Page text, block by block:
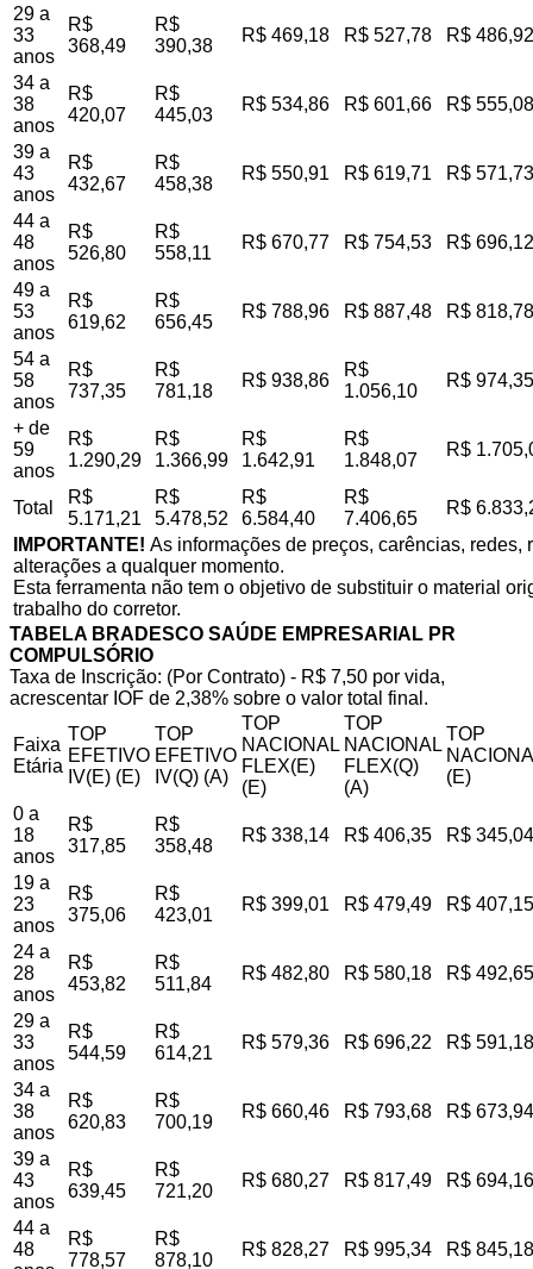
29 a
33
anos
R$
368,49
R$
390,38
R$ 469,18 R$ 527,78 R$ 486,92
34 a
38
anos
R$
420,07
R$
445,03
R$ 534,86 R$ 601,66 R$ 555,08
39 a
43
anos
R$
432,67
R$
458,38
R$ 550,91 R$ 619,71 R$ 571,73
44 a
48
anos
R$
526,80
R$
558,11
R$ 670,77 R$ 754,53 R$ 696,12
49 a
53
anos
R$
619,62
R$
656,45
R$ 788,96 R$ 887,48 R$ 818,78
54 a
58
anos
R$
737,35
R$
781,18
R$ 938,86
R$
1.056,10
R$ 974,35
+ de
59
anos
R$
1.290,29
R$
1.366,99
R$
1.642,91
R$
1.848,07
R$
Total
R$
5.171,21
R$
5.478,52
R$
6.584,40
R$
7.406,65
R$
IMPORTANTE! As informações de preços, carências,
alterações a qualquer momento.
Esta ferramenta não tem o objetivo de substituir o material
trabalho do corretor.
TABELA BRADESCO SAÚDE EMPRESARIAL PR
COMPULSÓRIO
Taxa de Inscrição: (Por Contrato) - R$ 7,50 por vida,
acrescentar IOF de 2,38% sobre o valor total final.
Faixa
Etária
TOP
EFETIVO
IV(E) (E)
TOP
EFETIVO
IV(Q) (A)
TOP
NACIONAL
FLEX(E)
(E)
TOP
NACIONAL
FLEX(Q)
(A)
TOP
(E)
0 a
18
anos
R$
317,85
R$
358,48
R$ 338,14 R$ 406,35 R$ 345,04
19 a
23
anos
R$
375,06
R$
423,01
R$ 399,01 R$ 479,49 R$ 407,15
24 a
28
anos
R$
453,82
R$
511,84
R$ 482,80 R$ 580,18 R$ 492,65
29 a
33
anos
R$
544,59
R$
614,21
R$ 579,36 R$ 696,22 R$ 591,18
34 a
38
anos
R$
620,83
R$
700,19
R$ 660,46 R$ 793,68 R$ 673,94
39 a
43
anos
R$
639,45
R$
721,20
R$ 680,27 R$ 817,49 R$ 694,16
44 a
48
R$
778,57
R$
878,10
R$ 828,27 R$ 995,34 R$ 845,18